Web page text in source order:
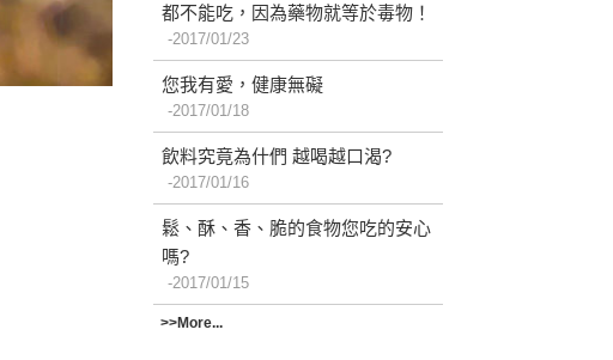
都不能吃，因為藥物就等於毒物！
2017/01/23
您我有愛，健康無礙
2017/01/18
飲料究竟為什們 越喝越口渴?
2017/01/16
鬆、酥、香、脆的食物您吃的安心
嗎?
2017/01/15
>>More...